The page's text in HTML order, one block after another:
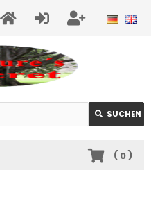
SUCHEN
( 0)